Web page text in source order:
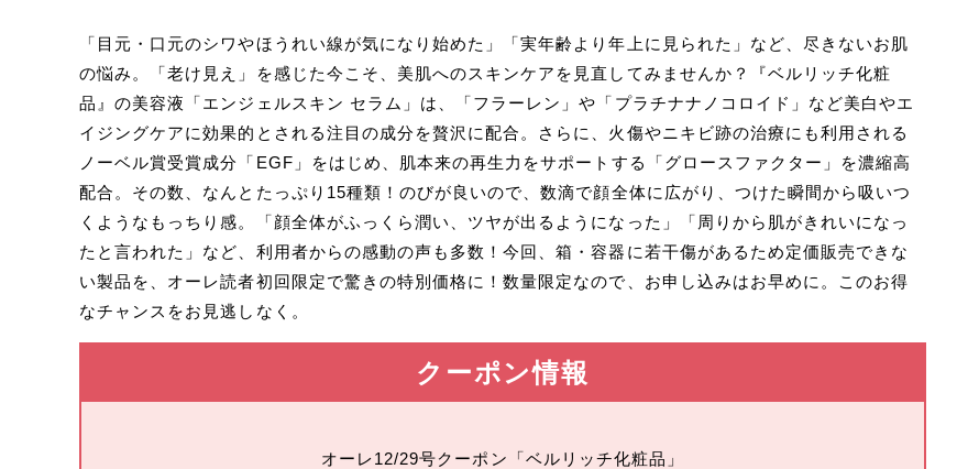
「目元・口元のシワやほうれい線が気になり始めた」「実年齢より年上に見られた」など、尽きないお肌
の悩み。「老け見え」を感じた今こそ、美肌へのスキンケアを見直してみませんか？『ベルリッチ化粧
品』の美容液「エンジェルスキン セラム」は、「フラーレン」や「プラチナナノコロイド」など美白やエ
イジングケアに効果的とされる注目の成分を贅沢に配合。さらに、火傷やニキビ跡の治療にも利用される
ノーベル賞受賞成分「EGF」をはじめ、肌本来の再生力をサポートする「グロースファクター」を濃縮高
配合。その数、なんとたっぷり15種類！のびが良いので、数滴で顔全体に広がり、つけた瞬間から吸いつ
くようなもっちり感。「顔全体がふっくら潤い、ツヤが出るようになった」「周りから肌がきれいになっ
たと言われた」など、利用者からの感動の声も多数！今回、箱・容器に若干傷があるため定価販売できな
い製品を、オーレ読者初回限定で驚きの特別価格に！数量限定なので、お申し込みはお早めに。このお得
なチャンスをお見逃しなく。
クーポン情報
オーレ12/29号クーポン「ベルリッチ化粧品」